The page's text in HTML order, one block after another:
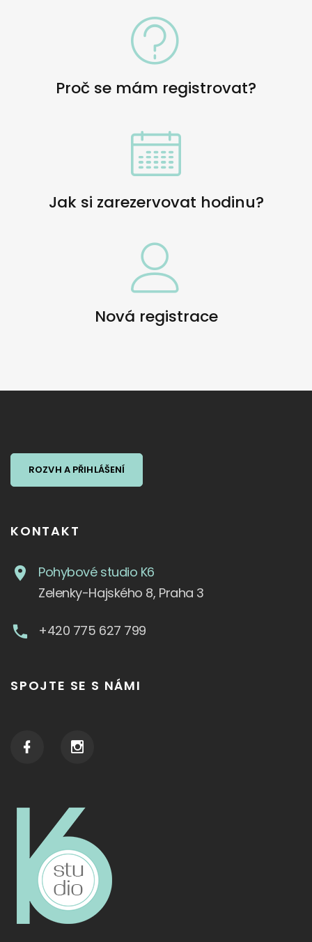
Proč se mám registrovat?
Jak si zarezervovat hodinu?
Nová registrace
ROZVH A PŘIHLÁŠENÍ
KONTAKT
Pohybové studio K6
Zelenky-Hajského 8, Praha 3
+420 775 627 799
SPOJTE SE S NÁMI